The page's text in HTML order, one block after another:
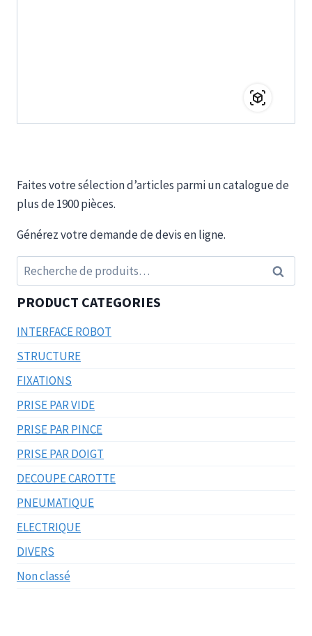
Faites votre sélection d’articles parmi un catalogue de
plus de 1900 pièces.
Générez votre demande de devis en ligne.
Recherche
pour :
PRODUCT CATEGORIES
INTERFACE ROBOT
STRUCTURE
FIXATIONS
PRISE PAR VIDE
PRISE PAR PINCE
PRISE PAR DOIGT
DECOUPE CAROTTE
PNEUMATIQUE
ELECTRIQUE
DIVERS
Non classé